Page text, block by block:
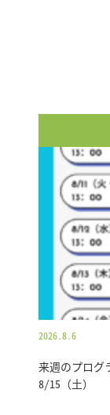
2026.8.6
来週のプログ
8/15（土）